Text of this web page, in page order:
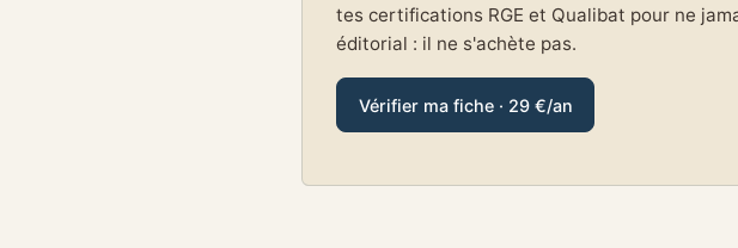
tes certifications RGE et Qualibat pour ne
éditorial : il ne s'achète pas.
Vérifier ma fiche · 29 €/an